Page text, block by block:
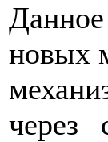
новых
через